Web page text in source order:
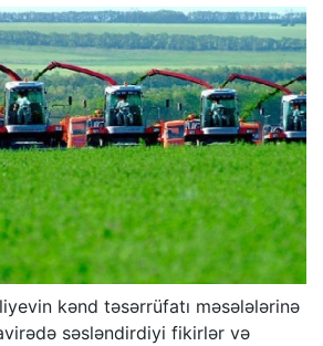
kənd təsərrüfatı məsələlərinə
səsləndirdiyi fikirlər və